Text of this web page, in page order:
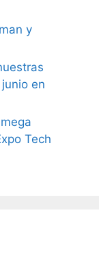
y
en
Tech